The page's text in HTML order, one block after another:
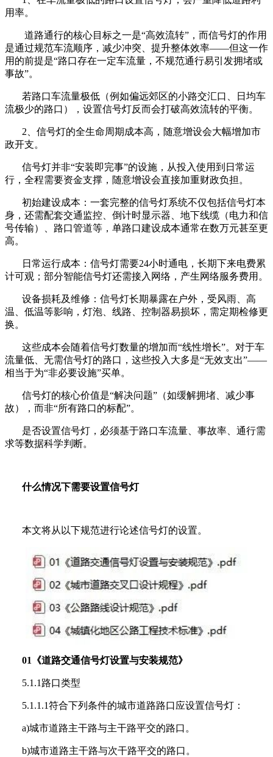
用率。
道路通行的核心目标之一是“高效流转”，而信号灯的作用
是通过规范车流顺序，减少冲突、提升整体效率——但这一作
用的前提是“路口存在一定车流量，不规范通行易引发拥堵或
事故”。
若路口车流量极低（例如偏远郊区的小路交汇口、日均车
流极少的路口），设置信号灯反而会打破高效流转的平衡。
2、信号灯的全生命周期成本高，随意增设会大幅增加市
政开支。
信号灯并非“安装即完事”的设施，从投入使用到日常运
行，全程需要资金支撑，随意增设会直接加重财政负担。
初始建设成本：一套完整的信号灯系统不仅包括信号灯本
身，还需配套交通监控、倒计时显示器、地下线缆（电力和信
号传输）、路口管道等，单路口建设成本通常在数万元甚至更
高。
日常运行成本：信号灯需要24小时通电，长期下来电费累
计可观；部分智能信号灯还需接入网络，产生网络服务费用。
设备损耗及维修：信号灯长期暴露在户外，受风雨、高
温、低温等影响，灯泡、线路、控制器易损坏，需定期检修更
换。
这些成本会随着信号灯数量的增加而“线性增长”。对于车
流量低、无需信号灯的路口，这些投入大多是“无效支出”——
相当于为“非必要设施”买单。
信号灯的核心价值是“解决问题”（如缓解拥堵、减少事
故），而非“所有路口的标配”。
是否设置信号灯，必须基于路口车流量、事故率、通行需
求等数据科学判断。
什么情况下需要设置信号灯
本文将从以下规范进行论述信号灯的设置。
01《道路交通信号灯设置与安装规范》
5.1.1路口类型
5.1.1.1符合下列条件的城市道路路口应设置信号灯：
a)城市道路主干路与主干路平交的路口。
b)城市道路主干路与次干路平交的路口。